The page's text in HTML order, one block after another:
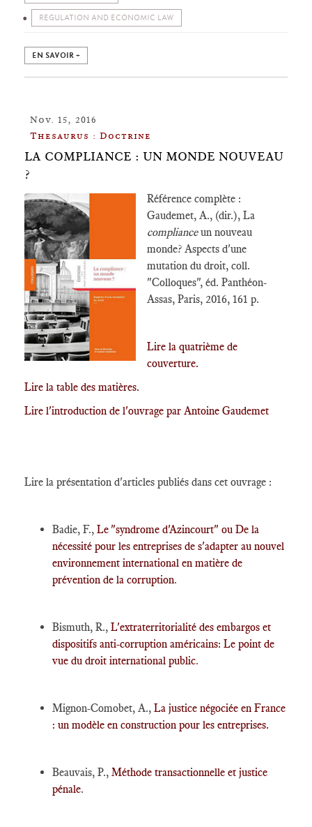
REGULATION AND ECONOMIC LAW
EN SAVOIR +
Nov. 15, 2016
Thesaurus : Doctrine
LA COMPLIANCE : UN MONDE NOUVEAU
?
Référence complète :
Gaudemet, A., (dir.), La
complianceun nouveau
monde? Aspects d'une
mutation du droit, coll.
"Colloques", éd. Panthéon-
Assas, Paris, 2016, 161 p.
Lire la quatrième de
couverture.
Lire la table des matières.
Lire l'introduction de l'ouvrage par Antoine Gaudemet
Lire la présentation d'articles publiés dans cet ouvrage :
Badie, F., Le "syndrome d'Azincourt" ou De la
nécessité pour les entreprises de s'adapter au nouvel
environnement international en matière de
prévention de la corruption.
Bismuth, R., L'extraterritorialité des embargos et
dispositifs anti-corruption américains: Le point de
vue du droit international public.
Mignon-Comobet, A., La justice négociée en France
: un modèle en construction pour les entreprises.
Beauvais, P., Méthode transactionnelle et justice
pénale.